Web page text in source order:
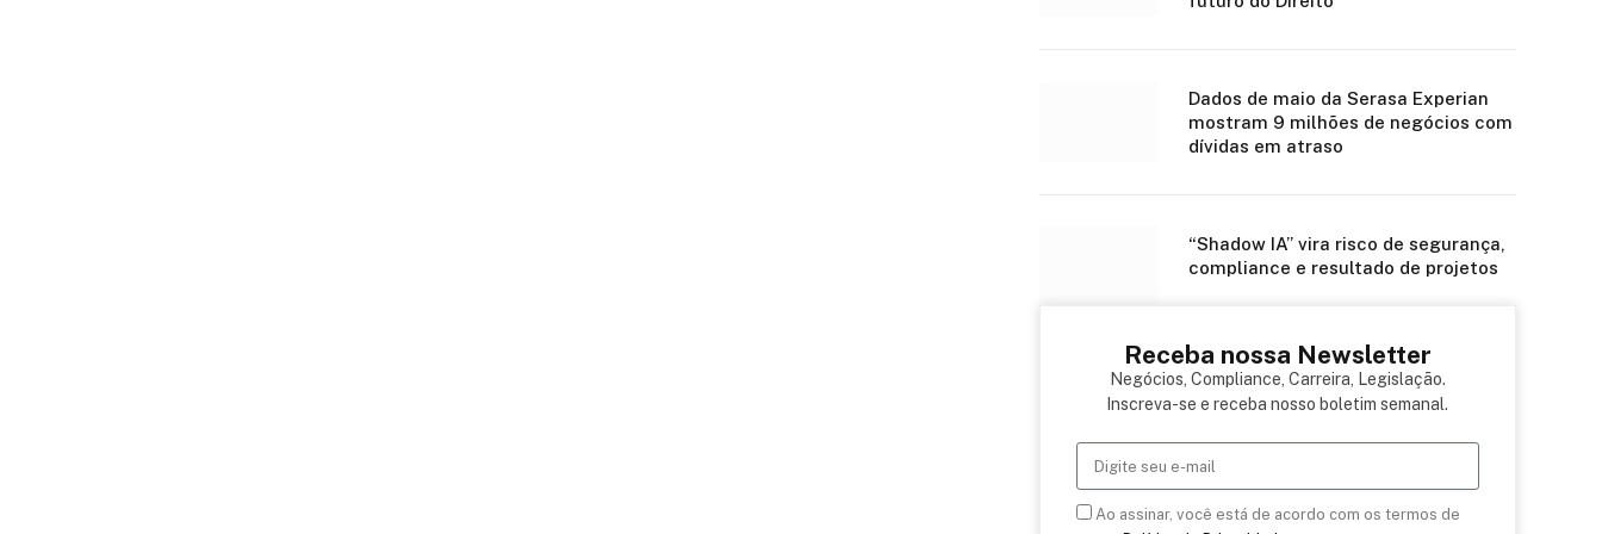
Dados de maio da Serasa Experian
mostram 9 milhões de negócios com
dívidas em atraso
“Shadow IA” vira risco de segurança,
compliance e resultado de projetos
Receba nossa Newsletter
Negócios, Compliance, Carreira, Legislação.
Inscreva-se e receba nosso boletim semanal.
Ao assinar, você está de acordo com os termos de